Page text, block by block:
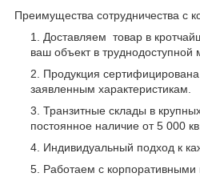
Преимущества сотрудничества с
Доставляем товар в
ваш объект в труднодоступной
Продукция сертифицирована
заявленным характеристикам.
Транзитные склады в
постоянное наличие от 5 000
Индивидуальный подход к
Работаем с корпоративными